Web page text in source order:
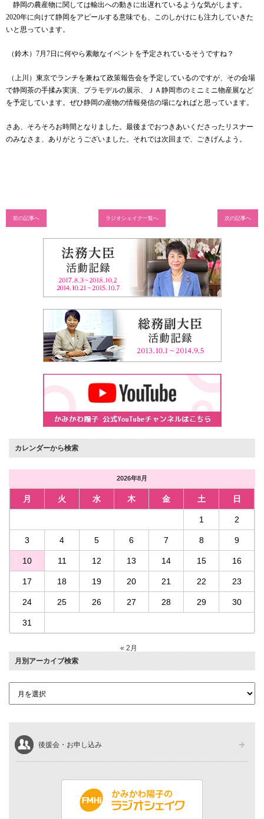
静岡の農産物に関しては輸出への動きに出遅れているような気がします。
2020年に向けて静岡をアピールする意味でも、このしかけにも注力していきた
いと思っています。
（鈴木） 7月 7日に何やら素敵なイベントを予定されているそうですね？
（上川）東京でランチを兼ねて政策報告会を予定しているのですが、その会場
で静岡茶の手揉み実演、プラモデルの展示、ＪＡ静岡市のミニミニ物産展など
を予定しています。ぜひ静岡の産物の情報発信の場になればと思っています。
さあ、そろそろお時間となりました。最後までおつきあいくださったリスナー
のみなさま、ありがとうございました。それでは次回まで、ごきげんよう。
前の記事へ ラジオシェイク一覧へ 次の記事へ
カレンダーから検索
2026年8月
月 火 水 木 金 土 日
1 2
3 4 5 6 7 8 9
10 11 12 13 14 15 16
17 18 19 20 21 22 23
24 25 26 27 28 29 30
31
« 2月
月別アーカイブ検索
後援会・お申し込み